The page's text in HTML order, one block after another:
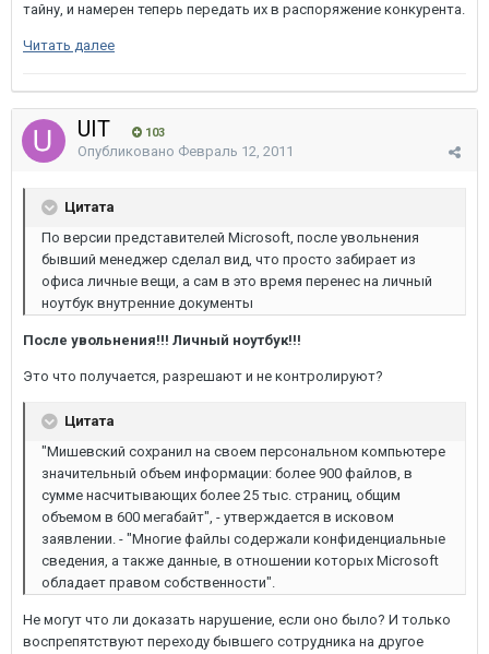
тайну, и намерен теперь передать их в распоряжение конкурента.
Читать далее
UIT 103
Опубликовано Февраль 12, 2011
Цитата
По версии представителей Microsoft, после увольнения
бывший менеджер сделал вид, что просто забирает из
офиса личные вещи, а сам в это время перенес на личный
ноутбук внутренние документы
После увольнения!!! Личный ноутбук!!!
Это что получается, разрешают и не контролируют?
Цитата
"Мишевский сохранил на своем персональном компьютере
значительный объем информации: более 900 файлов, в
сумме насчитывающих более 25 тыс. страниц, общим
объемом в 600 мегабайт", - утверждается в исковом
заявлении. - "Многие файлы содержали конфиденциальные
сведения, а также данные, в отношении которых Microsoft
обладает правом собственности".
Не могут что ли доказать нарушение, если оно было? И только
воспрепятствуют переходу бывшего сотрудника на другое